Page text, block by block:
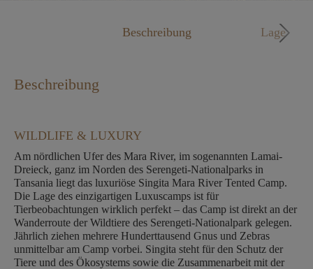
Beschreibung Lage
Beschreibung
WILDLIFE & LUXURY
Am nördlichen Ufer des Mara River, im sogenannten Lamai-
Dreieck, ganz im Norden des Serengeti-Nationalparks in
Tansania liegt das luxuriöse Singita Mara River Tented Camp.
Die Lage des einzigartigen Luxuscamps ist für
Tierbeobachtungen wirklich perfekt – das Camp ist direkt an der
Wanderroute der Wildtiere des Serengeti-Nationalpark gelegen.
Jährlich ziehen mehrere Hunderttausend Gnus und Zebras
unmittelbar am Camp vorbei. Singita steht für den Schutz der
Tiere und des Ökosystems sowie die Zusammenarbeit mit der